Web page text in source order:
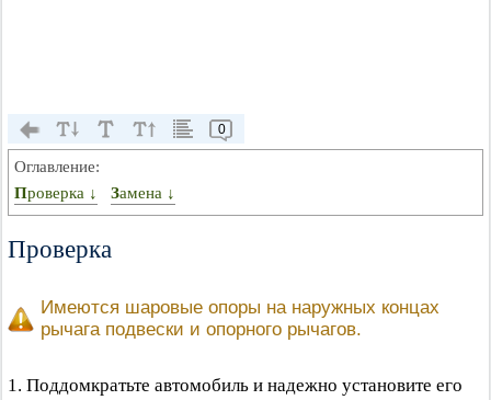
0
Оглавление:
Проверка ↓
Замена ↓
Проверка
Имеются шаровые опоры на наружных концах
рычага подвески и опорного рычагов.
1. Поддомкратьте автомобиль и надежно установите его